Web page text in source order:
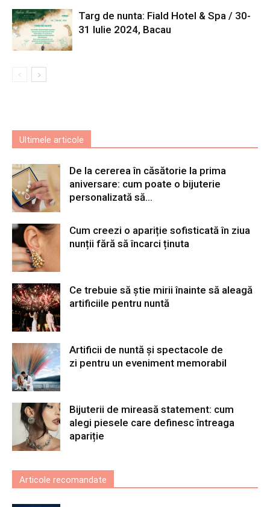
Targ de nunta: Fiald Hotel & Spa / 30-
31 Iulie 2024, Bacau
Ultimele articole
De la cererea în căsătorie la prima
aniversare: cum poate o bijuterie
personalizată să...
Cum creezi o apariție sofisticată în ziua
nunții fără să încarci ținuta
Ce trebuie să știe mirii înainte să aleagă
artificiile pentru nuntă
Artificii de nuntă și spectacole de
zi pentru un eveniment memorabil
Bijuterii de mireasă statement: cum
alegi piesele care definesc întreaga
apariție
Articole recomandate